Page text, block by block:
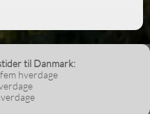
til Danmark:
hverdage